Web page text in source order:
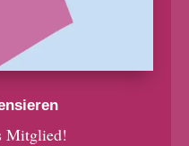
Mitglied!